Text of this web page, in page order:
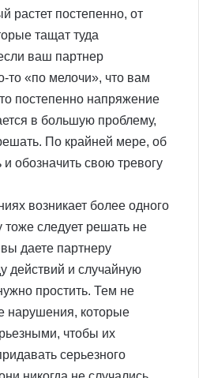
растет постепенно, от
тащат туда
ваш партнер
то «по мелочи», что вам
постепенно напряжение
в большую проблему,
По крайней мере, об
и обозначить свою тревогу
возникает более одного
следует решать не
даете партнеру
действий и случайную
простить. Тем не
нарушения, которые
чтобы их
серьезного